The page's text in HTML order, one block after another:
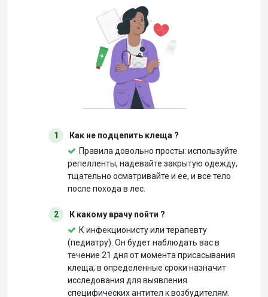
1
Как не подцепить клеща ?
Правила довольно просты: используйте
репелленты, надевайте закрытую одежду,
тщательно осматривайте и ее, и все тело
после похода в лес.
2
К какому врачу пойти ?
К инфекционисту или терапевту
(педиатру). Он будет наблюдать вас в
течение 21 дня от момента присасывания
клеща, в определенные сроки назначит
исследования для выявления
специфических антител к возбудителям.